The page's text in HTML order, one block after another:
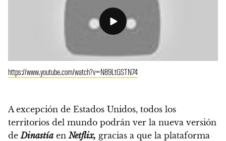
https://www.youtube.com/watch?v=N89LtGSTN74
A excepción de Estados Unidos, todos los
territorios del mundo podrán ver la nueva versión
deDinastía en Netflix, gracias a que la plataforma